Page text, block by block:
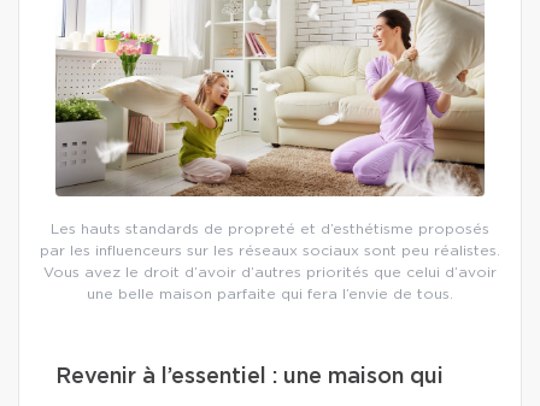
Les hauts standards de propreté et d’esthétisme proposés
par les influenceurs sur les réseaux sociaux sont peu réalistes.
Vous avez le droit d’avoir d’autres priorités que celui d’avoir
une belle maison parfaite qui fera l’envie de tous.
Revenir à l’essentiel : une maison qui